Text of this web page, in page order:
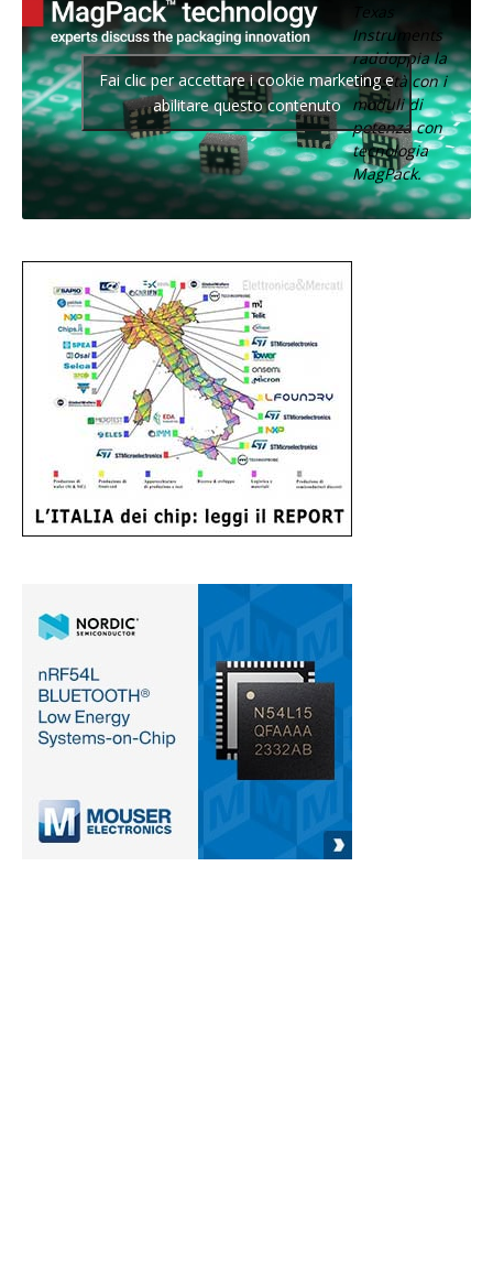
Texas
Instruments
raddoppia la
densità con i
moduli di
potenza con
tecnologia
MagPack.
Fai clic per accettare i cookie marketing e
abilitare questo contenuto